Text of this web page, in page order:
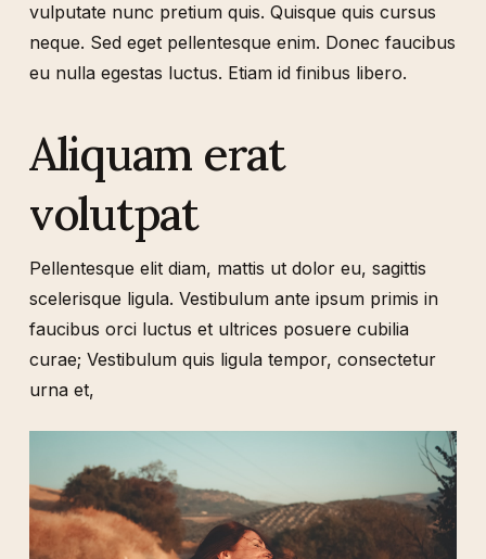
vulputate nunc pretium quis. Quisque quis cursus
neque. Sed eget pellentesque enim. Donec faucibus
eu nulla egestas luctus. Etiam id finibus libero.
Aliquam erat
volutpat
Pellentesque elit diam, mattis ut dolor eu, sagittis
scelerisque ligula. Vestibulum ante ipsum primis in
faucibus orci luctus et ultrices posuere cubilia
curae; Vestibulum quis ligula tempor, consectetur
urna et,